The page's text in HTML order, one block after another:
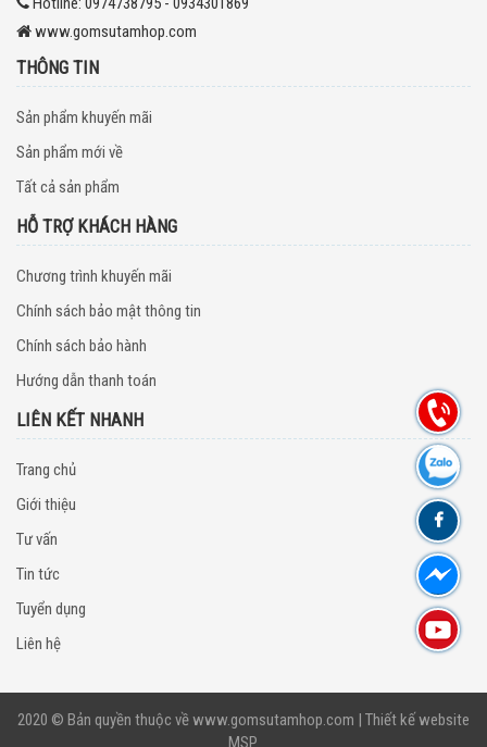
www.gomsutamhop.com
THÔNG TIN
Sản phẩm khuyến mãi
Sản phẩm mới về
Tất cả sản phẩm
HỖ TRỢ KHÁCH HÀNG
Chương trình khuyến mãi
Chính sách bảo mật thông tin
Chính sách bảo hành
Hướng dẫn thanh toán
LIÊN KẾT NHANH
Trang chủ
Giới thiệu
Tư vấn
Tin tức
Tuyển dụng
Liên hệ
2020 © Bản quyền thuộc vềwww.gomsutamhop.com | Thiết kế website
MSP.